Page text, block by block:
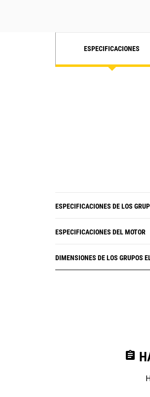
ESPECIFICACIONES
ESPECIFICACIONES DE LOS
ESPECIFICACIONES DEL MOTOR
DIMENSIONES DE LOS GRUPOS
assignment